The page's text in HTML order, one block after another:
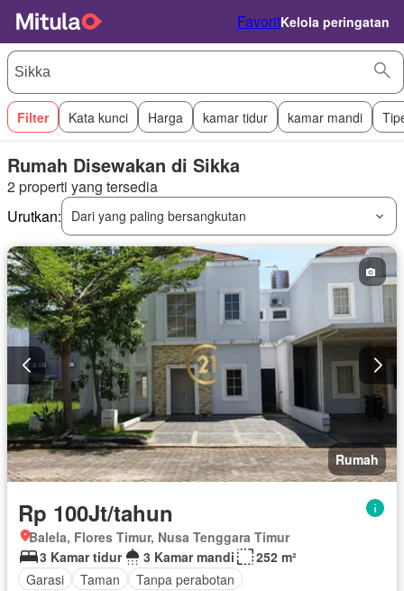
FavoritKelola peringatan
Filter Kata kunci Harga kamar tidur kamar mandi
Rumah Disewakan di Sikka
2 properti yang tersedia
Urutkan:
Dari yang paling bersangkutan
Rumah
Rp 100Jt/tahun
Balela, Flores Timur, Nusa Tenggara Timur
3 Kamar tidur
3 Kamar mandi
252 m²
Garasi
Taman Tanpa perabotan